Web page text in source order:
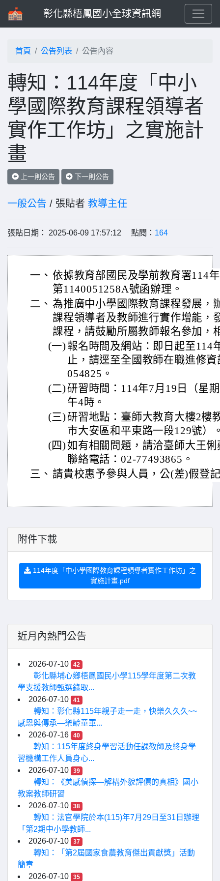
彰化縣梧鳳國小全球資訊網
首頁 公告列表 公告內容
轉知：114年度「中小
學國際教育課程領導者
實作工作坊」之實施計
畫
上一則公告 下一則公告
一般公告 / 張貼者 教導主任
張貼日期： 2025-06-09 17:57:12 點閱： 164
一、 依據教育部國民及學前教育署114
第1140051258A號函辦理。
二、 為推廣中小學國際教育課程發展，
課程領導者及教師進行實作增能，
課程，請鼓勵所屬教師報名參加，
(一) 報名時間及網站：即日起至114
止，請逕至全國教師在職進修
054825。
(二)研習時間：114年7月19日（星
午4時。
(三)研習地點：臺師大教育大樓2樓
市大安區和平東路一段129號）
(四)如有相關問題，請洽臺師大王
聯絡電話：02-77493865。
三、 請貴校惠予參與人員，公(差)假登
附件下載
114年度「中小學國際教育課程領導者實作工作坊」之
實施計畫.pdf
近月內熱門公告
2026-07-10 42
彰化縣埔心鄉梧鳳國民小學115學年度第二次教
學支援教師甄選錄取...
2026-07-10
41
轉知：彰化縣115年親子走一走，快樂久久久~~
感恩與傳承—樂齡童軍...
2026-07-16
40
轉知：115年度終身學習活動任課教師及終身學
習機構工作人員身心...
2026-07-10
39
轉知：《美感偵探—解構外貌評價的真相》國小
教案教師研習
2026-07-10
38
轉知：法官學院於本(115)年7月29日至31日辦理
「第2期中小學教師...
2026-07-10
37
轉知：「第2屆國家食農教育傑出貢獻獎」活動
簡章
2026-07-10
35